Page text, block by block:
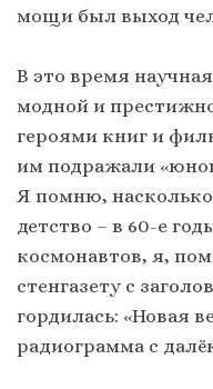
мощи был выход
В это время
модной и
героями книг и
им подражали
Я помню,
детство – в 60-е
космонавтов, я,
стенгазету с
гордилась: «Новая
радиограмма с